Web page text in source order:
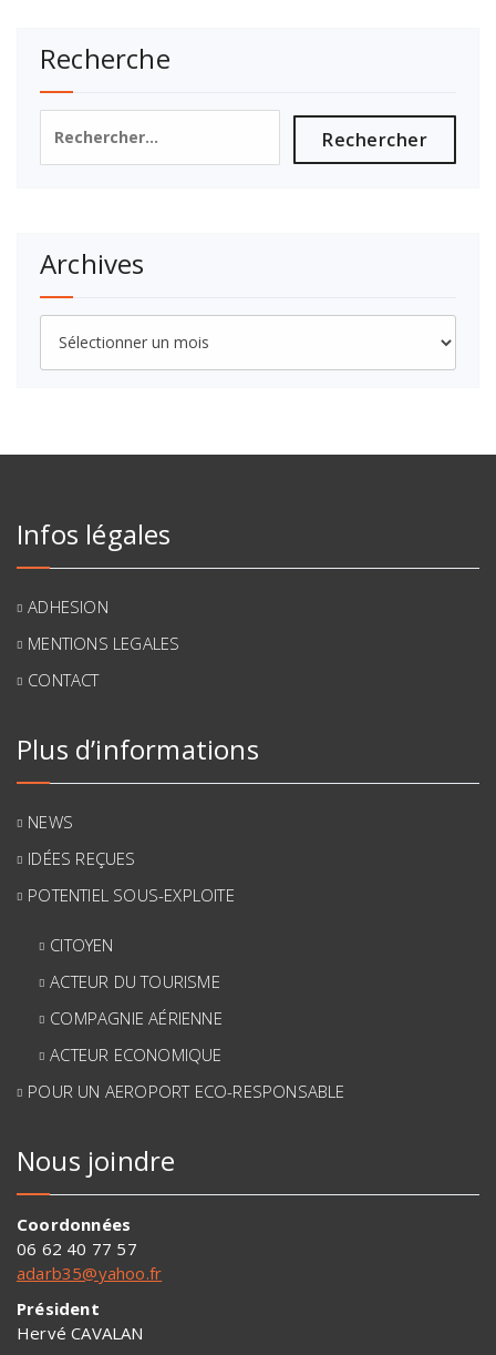
Recherche
Archives
Archives
Infos légales
ADHESION
MENTIONS LEGALES
CONTACT
Plus d’informations
NEWS
IDÉES REÇUES
POTENTIEL SOUS-EXPLOITE
CITOYEN
ACTEUR DU TOURISME
COMPAGNIE AÉRIENNE
ACTEUR ECONOMIQUE
POUR UN AEROPORT ECO-RESPONSABLE
Nous joindre
Coordonnées
06 62 40 77 57
adarb35@yahoo.fr
Président
Hervé CAVALAN